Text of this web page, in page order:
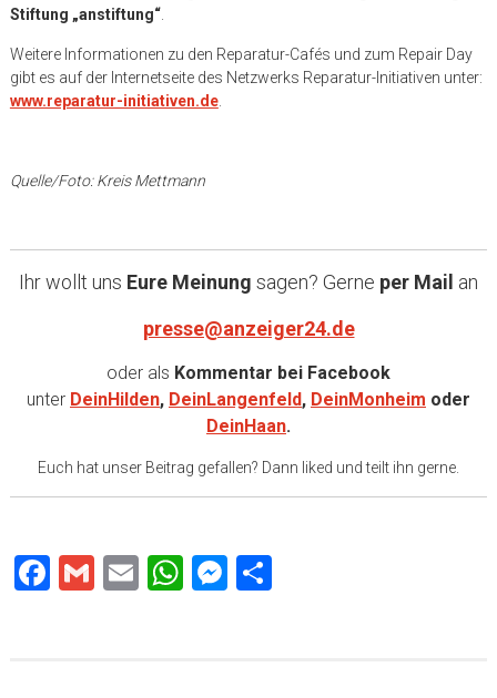
Stiftung „anstiftung“.
Weitere Informationen zu den Reparatur-Cafés und zum Repair Day
gibt es auf der Internetseite des Netzwerks Reparatur-Initiativen unter:
www.reparatur-initiativen.de.
Quelle/Foto: Kreis Mettmann
Ihr wollt uns Eure Meinung sagen? Gerne per Mail an
presse@anzeiger24.de
oder als Kommentar bei Facebook
unter DeinHilden, DeinLangenfeld, DeinMonheim oder
DeinHaan.
Euch hat unser Beitrag gefallen? Dann liked und teilt ihn gerne.
Facebook
Gmail
EmailWhatsApp
Messenger
Teilen